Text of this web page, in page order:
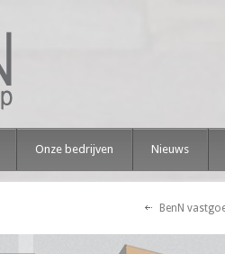
Onze bedrijven Nieuws
BenN